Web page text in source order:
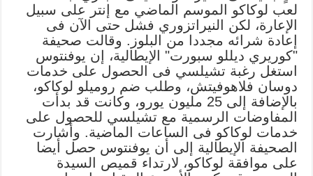
لعب لوكاكو الموسم الماضي مع إنتر على سبيل
الإعارة، لكن النيراتزوري فشل حتى الآن فى
إعادة شرائه مجددا من البلوز. وقالت صحيفة
"كوريري ديللو سبورت" الإيطالية، إن يوفنتوس
استغل رغبة تشيلسي فى الحصول على خدمات
دوسان فلاهوفيتش، وطلب ضم روميلو لوكاكو،
بالإضافة إلى 25 مليون يورو، وكانت قد بدأت
المفاوضات الرسمية مع تشيلسي للحصول على
خدمات لوكاكو فى الساعات الماضية. وأشارت
الصحيفة الإيطالية إلى أن يوفنتوس حصل أيضا
على موافقة لوكاكو، لارتداء قميص السيدة